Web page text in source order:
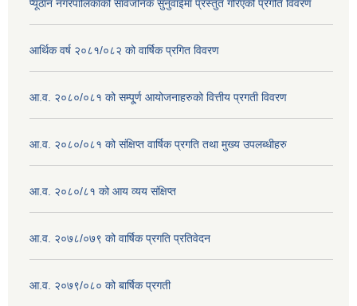
प्यूठान नगरपालिकाको सार्वजनिक सुनुवाईमा प्रस्तुत गरिएको प्रगति विवरण
आर्थिक वर्ष २०८१/०८२ को वार्षिक प्रगित विवरण
आ.व. २०८०/०८१ को सम्पू्र्ण आयोजनाहरुको वित्तीय प्रगती विवरण
आ.व. २०८०/०८१ को संक्षिप्त वार्षिक प्रगति तथा मुख्य उपलब्धीहरु
आ.व. २०८०/८१ को आय व्यय संक्षिप्त
आ.व. २०७८/०७९ को वार्षिक प्रगति प्रतिवेदन
आ.व. २०७९/०८० को बार्षिक प्रगती